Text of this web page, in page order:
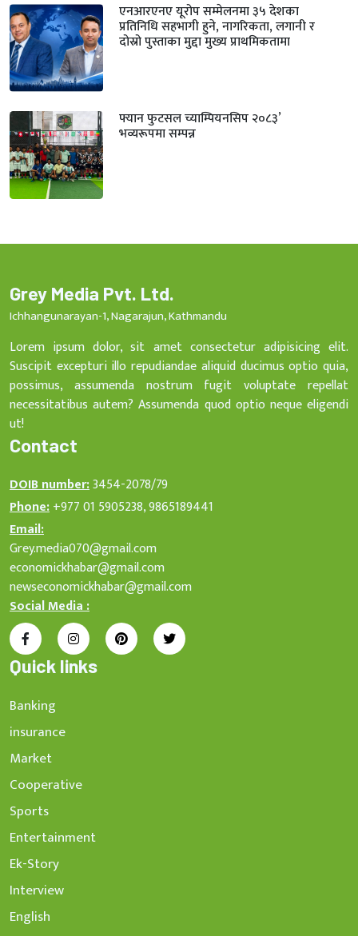
एनआरएनए यूरोप सम्मेलनमा ३५ देशका
प्रतिनिधि सहभागी हुने, नागरिकता, लगानी र
दोस्रो पुस्ताका मुद्दा मुख्य प्राथमिकतामा
फ्यान फुटसल च्याम्पियनसिप २०८३’
भव्यरूपमा सम्पन्न
Grey Media Pvt. Ltd.
Ichhangunarayan-1, Nagarajun, Kathmandu
Lorem ipsum dolor, sit amet consectetur adipisicing elit.
Suscipit excepturi illo repudiandae aliquid ducimus optio quia,
possimus, assumenda nostrum fugit voluptate repellat
necessitatibus autem? Assumenda quod optio neque eligendi
ut!
Contact
DOIB number:3454-2078/79
Phone:+977 01 5905238, 9865189441
Email:
Grey.media070@gmail.com
economickhabar@gmail.com
newseconomickhabar@gmail.com
Social Media :
Quick links
Banking
insurance
Market
Cooperative
Sports
Entertainment
Ek-Story
Interview
English